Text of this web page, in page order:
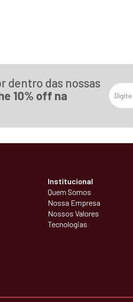
dentro das nossas
10% off na
Institucional
Quem Somos
Nossa Empresa
Nossos Valores
Tecnologias